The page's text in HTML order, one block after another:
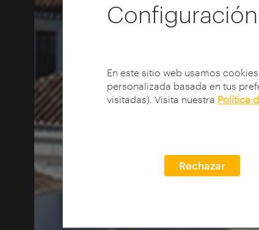
En este sitio web usamos
personalizada basada en tus
visitadas). Visita nuestra Política
Rechazar